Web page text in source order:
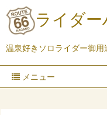
ライダ
温泉好きソロライダー御用
メニュー